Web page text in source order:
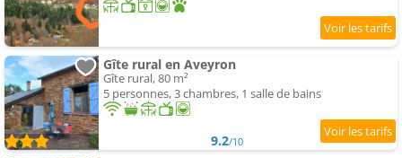
Gîte rural en Aveyron
Gîte rural, 80 m²
5 personnes, 3 chambres, 1 salle de bains
9.2/10